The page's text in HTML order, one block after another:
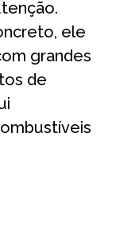
ele
grandes
de